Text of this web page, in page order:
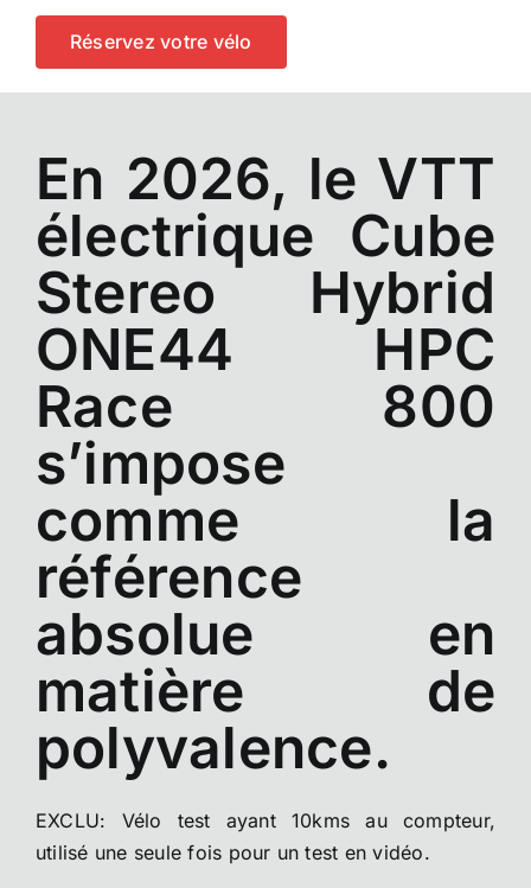
Réservez votre vélo
En 2026, le VTT
électrique Cube
Stereo Hybrid
ONE44 HPC
Race 800
s’impose
comme la
référence
absolue en
matière de
polyvalence.
EXCLU: Vélo test ayant 10kms au compteur,
utilisé une seule fois pour un test en vidéo.